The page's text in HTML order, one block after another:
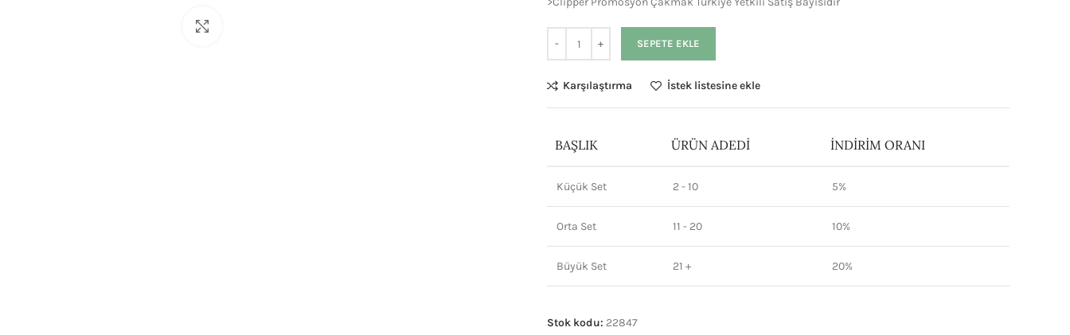
SEPETE EKLE
Karşılaştırma İstek listesine ekle
BAŞLIK ÜRÜN ADEDI İNDIRIM ORANI
Küçük Set 2 - 10 5%
Orta Set 11 - 20 10%
Büyük Set 21 + 20%
Stok kodu: 22847